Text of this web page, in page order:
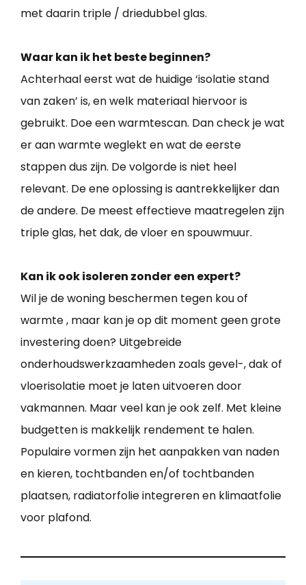
met daarin triple / driedubbel glas.
Waar kan ik het beste beginnen?
Achterhaal eerst wat de huidige ‘isolatie stand
van zaken’ is, en welk materiaal hiervoor is
gebruikt. Doe een warmtescan. Dan check je wat
er aan warmte weglekt en wat de eerste
stappen dus zijn. De volgorde is niet heel
relevant. De ene oplossing is aantrekkelijker dan
de andere. De meest effectieve maatregelen zijn
triple glas, het dak, de vloer en spouwmuur.
Kan ik ook isoleren zonder een expert?
Wil je de woning beschermen tegen kou of
warmte , maar kan je op dit moment geen grote
investering doen? Uitgebreide
onderhoudswerkzaamheden zoals gevel-, dak of
vloerisolatie moet je laten uitvoeren door
vakmannen. Maar veel kan je ook zelf. Met kleine
budgetten is makkelijk rendement te halen.
Populaire vormen zijn het aanpakken van naden
en kieren, tochtbanden en/of tochtbanden
plaatsen, radiatorfolie integreren en klimaatfolie
voor plafond.